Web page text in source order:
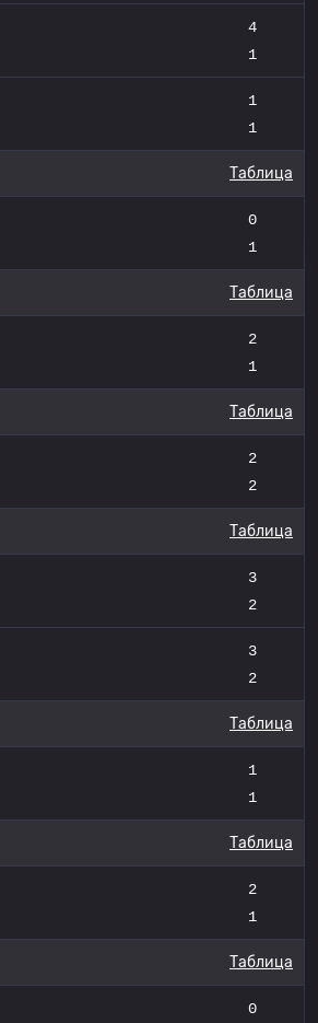
4
1
1
1
Таблица
0
1
Таблица
2
1
Таблица
2
2
Таблица
3
2
3
2
Таблица
1
1
Таблица
2
1
Таблица
0